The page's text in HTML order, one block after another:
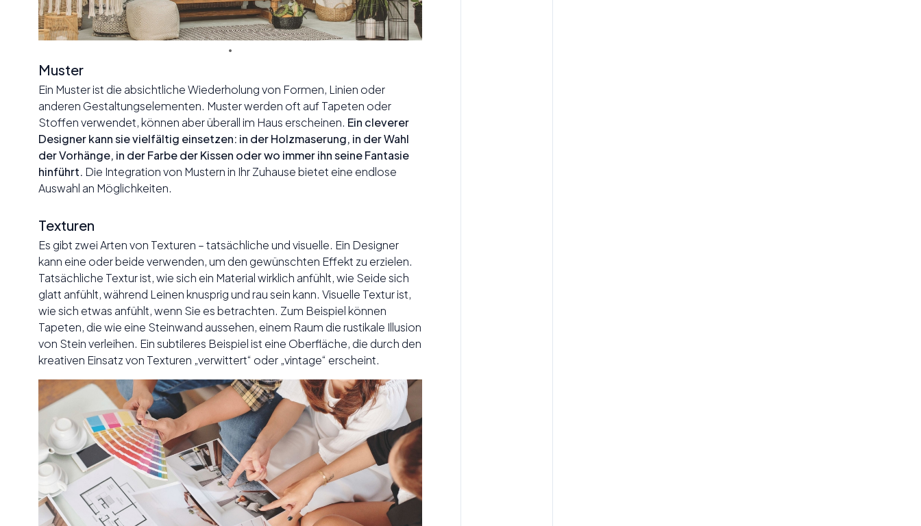
Muster
Ein Muster ist die absichtliche Wiederholung von Formen, Linien oder
anderen Gestaltungselementen. Muster werden oft auf Tapeten oder
Stoffen verwendet, können aber überall im Haus erscheinen. Ein cleverer
Designer kann sie vielfältig einsetzen: in der Holzmaserung, in der Wahl
der Vorhänge, in der Farbe der Kissen oder wo immer ihn seine Fantasie
hinführt. Die Integration von Mustern in Ihr Zuhause bietet eine endlose
Auswahl an Möglichkeiten.
Texturen
Es gibt zwei Arten von Texturen – tatsächliche und visuelle. Ein Designer
kann eine oder beide verwenden, um den gewünschten Effekt zu erzielen.
Tatsächliche Textur ist, wie sich ein Material wirklich anfühlt, wie Seide sich
glatt anfühlt, während Leinen knusprig und rau sein kann. Visuelle Textur ist,
wie sich etwas anfühlt, wenn Sie es betrachten. Zum Beispiel können
Tapeten, die wie eine Steinwand aussehen, einem Raum die rustikale Illusion
von Stein verleihen. Ein subtileres Beispiel ist eine Oberfläche, die durch den
kreativen Einsatz von Texturen „verwittert“ oder „vintage“ erscheint.